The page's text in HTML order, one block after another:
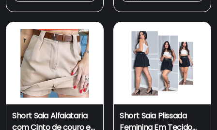
Short Saia Alfaiataria
com Cinto de couro e
Short Saia Plissada
Feminina Em Tecido